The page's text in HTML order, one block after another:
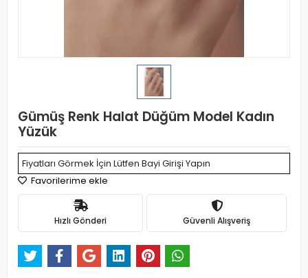
Gümüş Renk Halat Düğüm Model Kadın
Yüzük
Fiyatları Görmek İçin Lütfen Bayi Girişi Yapın
Favorilerime ekle
Hızlı Gönderi Güvenli Alışveriş